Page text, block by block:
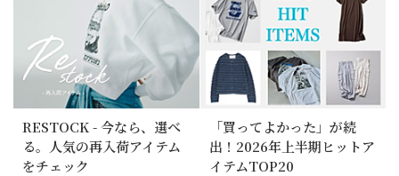
RESTOCK - 今なら、選べ
る。人気の再入荷アイテム
をチェック
「買ってよかった」が続
出！2026年上半期ヒットア
イテムTOP20